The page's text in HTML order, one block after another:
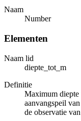
Naam
Number
Elementen
Naam lid
diepte_tot_m
Definitie
Maximum diepte
aanvangspeil
de observatie